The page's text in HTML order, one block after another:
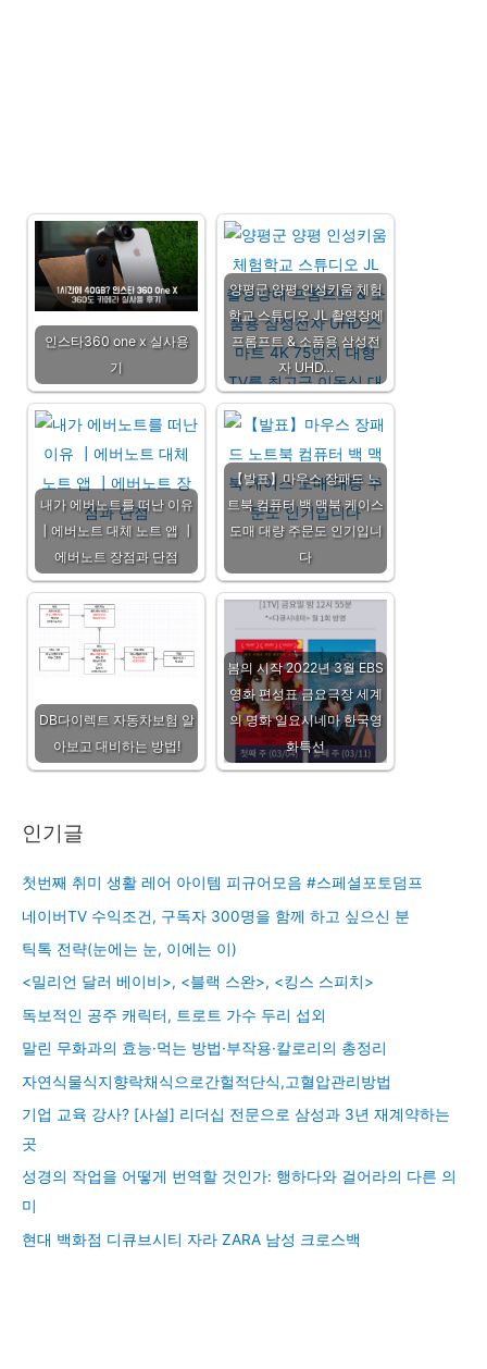
인스타360 one x 실사용
기
양평군 양평 인성키움 체험
학교 스튜디오 JL 촬영장에
프롬프트 & 소품용 삼성전
자 UHD…
내가 에버노트를 떠난 이유
┃에버노트 대체 노트 앱 ┃
에버노트 장점과 단점
【발표】마우스 장패드 노
트북 컴퓨터 백 맥북 케이스
도매 대량 주문도 인기입니
다
DB다이렉트 자동차보험 알
아보고 대비하는 방법!
봄의 시작 2022년 3월 EBS
영화 편성표 금요극장 세계
의 명화 일요시네마 한국영
화특선
인기글
첫번째 취미 생활 레어 아이템 피규어모음 #스페셜포토덤프
네이버TV 수익조건, 구독자 300명을 함께 하고 싶으신 분
틱톡 전략(눈에는 눈, 이에는 이)
<밀리언 달러 베이비>, <블랙 스완>, <킹스 스피치>
독보적인 공주 캐릭터, 트로트 가수 두리 섭외
말린 무화과의 효능·먹는 방법·부작용·칼로리의 총정리
자연식물식지향락채식으로간헐적단식,고혈압관리방법
기업 교육 강사? [사설] 리더십 전문으로 삼성과 3년 재계약하는
곳
성경의 작업을 어떻게 번역할 것인가: 행하다와 걸어라의 다른 의
미
현대 백화점 디큐브시티 자라 ZARA 남성 크로스백